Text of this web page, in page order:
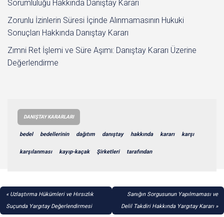
Sorumluluğu Hakkında Danıştay Kararı
Zorunlu İzinlerin Süresi İçinde Alınmamasının Hukuki
Sonuçları Hakkında Danıştay Kararı
Zımni Ret İşlemi ve Süre Aşımı: Danıştay Kararı Üzerine
Değerlendirme
DANIŞTAY KARARLARI
bedel bedellerinin dağıtım danıştay hakkında kararı karşı
karşılanması kayıp-kaçak Şirketleri tarafından
YAZI
GEZINMESI
Uzlaştırma Hükümleri ve Hırsızlık
Suçunda Yargıtay Değerlendirmesi
Sanığın Sorgusunun Yapılmaması ve
Delil Takdiri Hakkında Yargıtay Kararı